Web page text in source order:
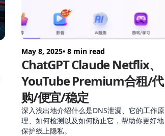
May 8, 2025• 8 min read
ChatGPT Claude Netflix、
YouTube Premium合租/代
购/便宜/稳定
深入浅出地介绍什么是DNS泄漏、它的工作原
理、如何检测以及如何防止它，帮助你更好地
保护线上隐私。